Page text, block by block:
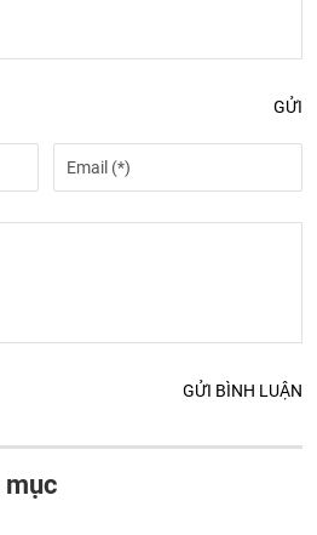
GỬI
GỬI BÌNH LUẬN
mục